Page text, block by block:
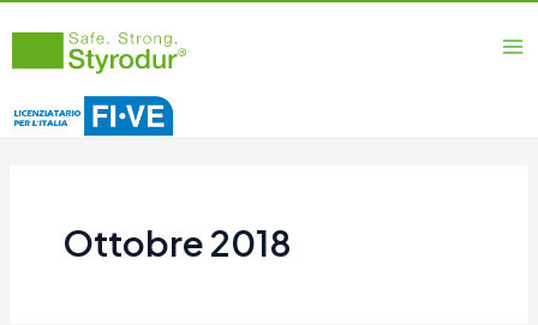
contenuto
Ottobre 2018